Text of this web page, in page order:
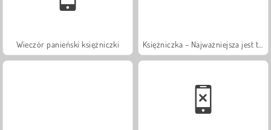
Wieczór panieński księżniczki